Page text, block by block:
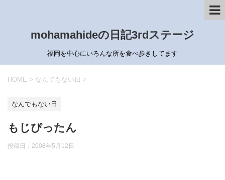
mohamahideの日記3rdステージ
福岡を中心にいろんな所を食べ歩きしてます
HOME > なんでもない日 >
なんでもない日
もじぴったん
投稿日： 2008年5月12日